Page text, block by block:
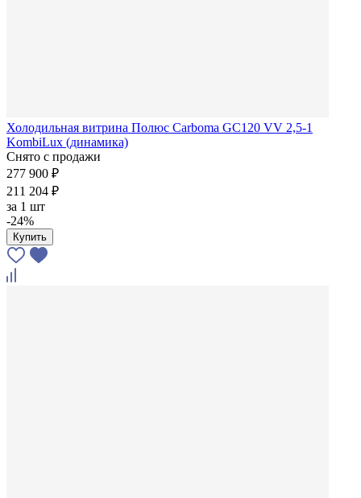
Холодильная витрина Полюс Carboma GC120 VV 2,5-1
KombiLux (динамика)
Снято с продажи
277 900 ₽
211 204 ₽
за 1 шт
-24%
Купить